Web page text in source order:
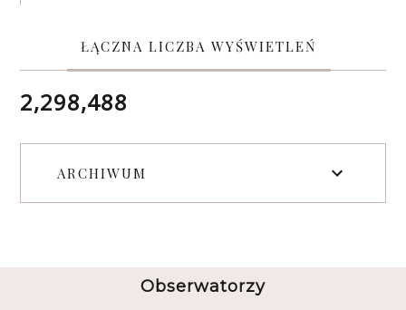
ŁĄCZNA LICZBA WYŚWIETLEŃ
2,298,488
ARCHIWUM
Obserwatorzy